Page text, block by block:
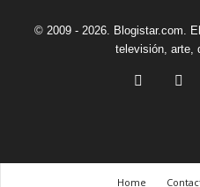
© 2009 - 2026. Blogistar.com.
televisión, arte,
Home